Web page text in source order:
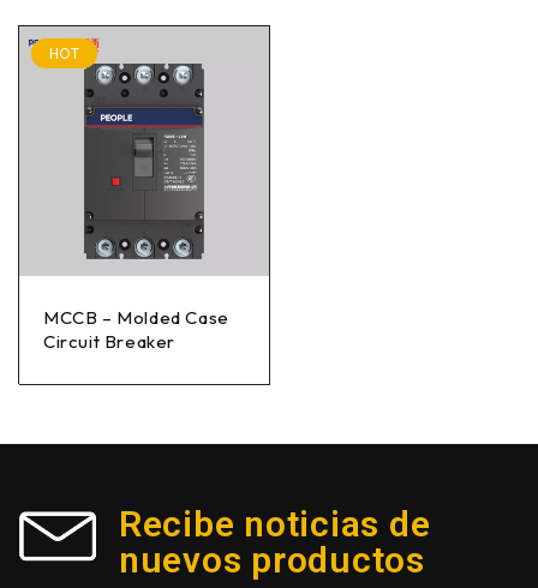
HOT
MCCB – Molded Case
Circuit Breaker
Recibe noticias de
nuevos productos